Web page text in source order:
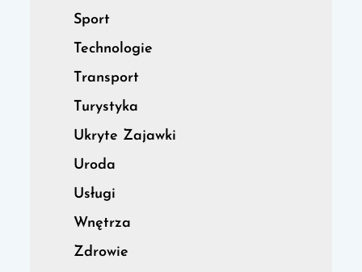
Sport
Technologie
Transport
Turystyka
Ukryte Zajawki
Uroda
Usługi
Wnętrza
Zdrowie